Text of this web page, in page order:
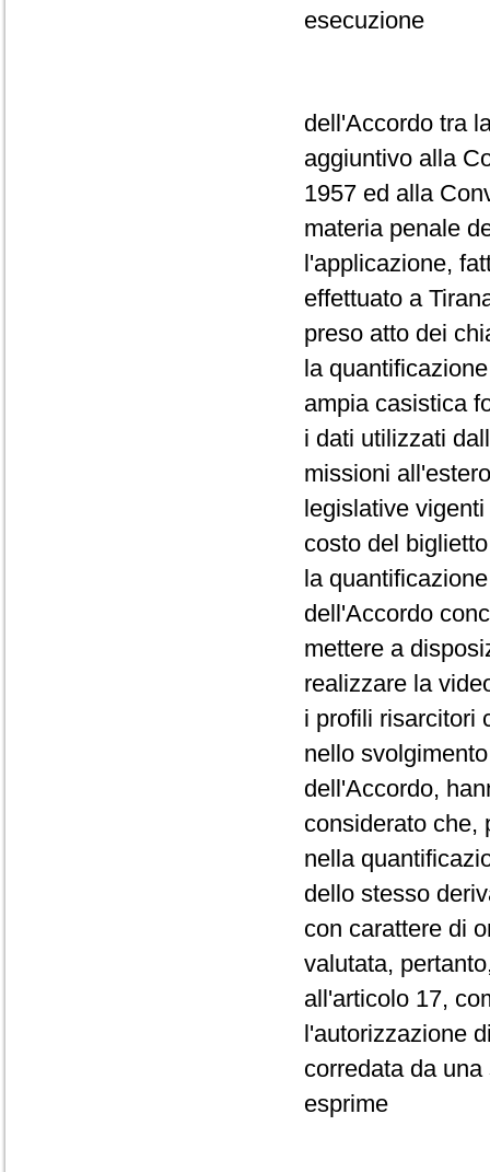
esecuzione
dell'Accordo tra
aggiuntivo alla
1957 ed alla
materia penale
l'applicazione,
effettuato a
preso atto dei
la
ampia casistica
i dati utilizzati
missioni
legislative
costo del
la
dell'Accordo
mettere a
realizzare la
i profili risarcitori
nello
dell'Accordo,
considerato che,
nella
dello stesso
con carattere di
valutata,
all'articolo 17,
l'autorizzazione
corredata da
esprime